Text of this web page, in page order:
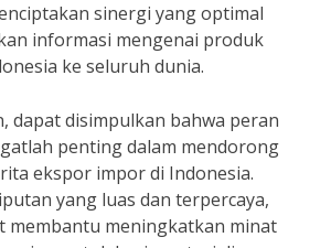
sinergi yang optimal
informasi mengenai produk
ke seluruh dunia.
dapat disimpulkan bahwa peran
penting dalam mendorong
ekspor impor di Indonesia.
yang luas dan terpercaya,
membantu meningkatkan minat